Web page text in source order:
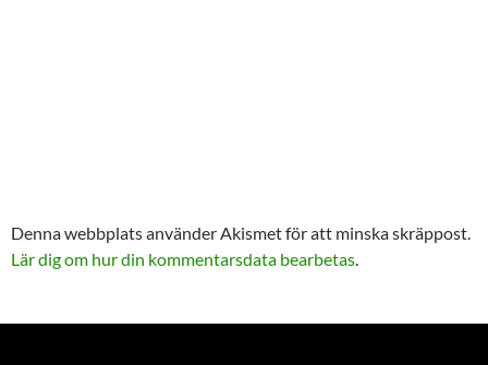
Denna webbplats använder Akismet för att minska skräppost.
Lär dig om hur din kommentarsdata bearbetas.